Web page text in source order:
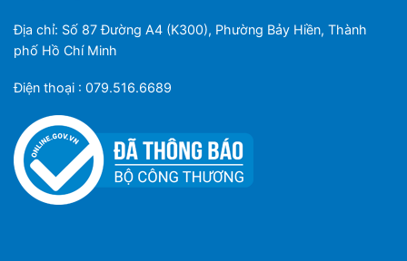
Địa chỉ: Số 87 Đường A4 (K300), Phường Bảy Hiền, Thành
phố Hồ Chí Minh
Điện thoại : 079.516.6689